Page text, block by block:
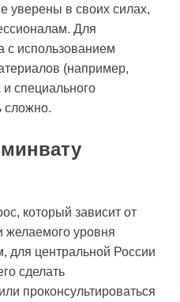
уверены в своих силах,
Для
с использованием
(например,
специального
сложно.
который зависит от
желаемого уровня
для центральной России
сделать
проконсультироваться